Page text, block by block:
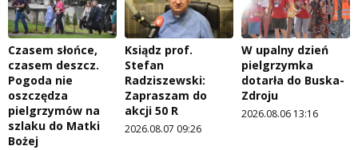
Czasem słońce,
czasem deszcz.
Pogoda nie
oszczędza
pielgrzymów na
szlaku do Matki
Bożej
Ksiądz prof.
Stefan
Radziszewski:
Zapraszam do
akcji 50 R
2026.08.07 09:26
W upalny dzień
pielgrzymka
dotarła do Buska-
Zdroju
2026.08.06 13:16